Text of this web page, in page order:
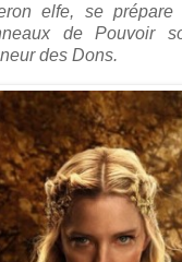
elfe, se
de Pouvoir
des Dons.